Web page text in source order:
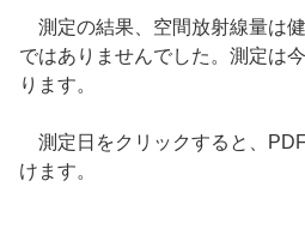
測定の結果、空間放射線量は
ではありませんでした。測定は
ります。
測定日をクリックすると、
けます。